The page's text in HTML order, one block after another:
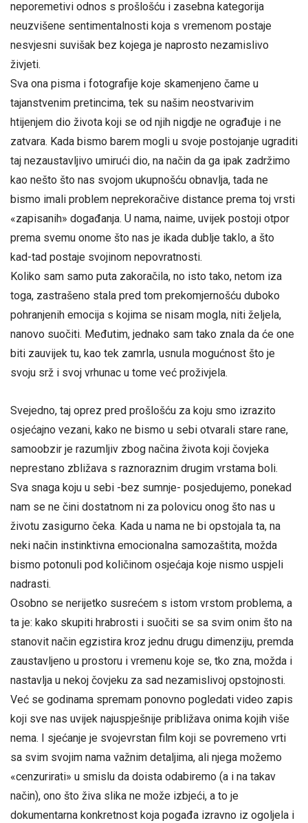
neporemetivi odnos s prošlošću i zasebna kategorija
neuzvišene sentimentalnosti koja s vremenom postaje
nesvjesni suvišak bez kojega je naprosto nezamislivo
živjeti.
Sva ona pisma i fotografije koje skamenjeno čame u
tajanstvenim pretincima, tek su našim neostvarivim
htijenjem dio života koji se od njih nigdje ne ograđuje i ne
zatvara. Kada bismo barem mogli u svoje postojanje ugraditi
taj nezaustavljivo umirući dio, na način da ga ipak zadržimo
kao nešto što nas svojom ukupnošću obnavlja, tada ne
bismo imali problem neprekoračive distance prema toj vrsti
«zapisanih» događanja. U nama, naime, uvijek postoji otpor
prema svemu onome što nas je ikada dublje taklo, a što
kad-tad postaje svojinom nepovratnosti.
Koliko sam samo puta zakoračila, no isto tako, netom iza
toga, zastrašeno stala pred tom prekomjernošću duboko
pohranjenih emocija s kojima se nisam mogla, niti željela,
nanovo suočiti. Međutim, jednako sam tako znala da će one
biti zauvijek tu, kao tek zamrla, usnula mogućnost što je
svoju srž i svoj vrhunac u tome već proživjela.
Svejedno, taj oprez pred prošlošću za koju smo izrazito
osjećajno vezani, kako ne bismo u sebi otvarali stare rane,
samoobzir je razumljiv zbog načina života koji čovjeka
neprestano zbližava s raznoraznim drugim vrstama boli.
Sva snaga koju u sebi -bez sumnje- posjedujemo, ponekad
nam se ne čini dostatnom ni za polovicu onog što nas u
životu zasigurno čeka. Kada u nama ne bi opstojala ta, na
neki način instinktivna emocionalna samozaštita, možda
bismo potonuli pod količinom osjećaja koje nismo uspjeli
nadrasti.
Osobno se nerijetko susrećem s istom vrstom problema, a
ta je: kako skupiti hrabrosti i suočiti se sa svim onim što na
stanovit način egzistira kroz jednu drugu dimenziju, premda
zaustavljeno u prostoru i vremenu koje se, tko zna, možda i
nastavlja u nekoj čovjeku za sad nezamislivoj opstojnosti.
Već se godinama spremam ponovno pogledati video zapis
koji sve nas uvijek najuspješnije približava onima kojih više
nema. I sjećanje je svojevrstan film koji se povremeno vrti
sa svim svojim nama važnim detaljima, ali njega možemo
«cenzurirati» u smislu da doista odabiremo (a i na takav
način), ono što živa slika ne može izbjeći, a to je
dokumentarna konkretnost koja pogađa izravno iz ogoljela i